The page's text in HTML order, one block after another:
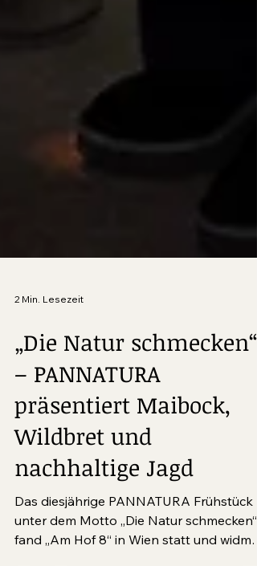
2 Min. Lesezeit
„Die Natur schmecken“
– PANNATURA
präsentiert Maibock,
Wildbret und
nachhaltige Jagd
Das diesjährige PANNATURA Frühstück